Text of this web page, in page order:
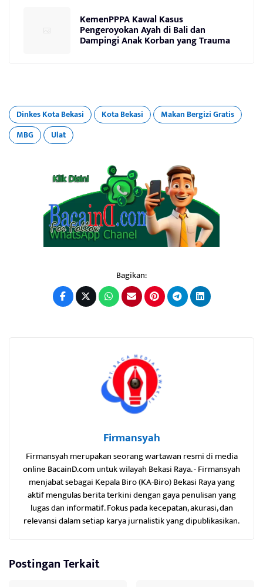
KemenPPPA Kawal Kasus
Pengeroyokan Ayah di Bali dan
Dampingi Anak Korban yang Trauma
Dinkes Kota Bekasi Kota Bekasi
Makan Bergizi Gratis
MBG
Ulat
Bagikan:
Firmansyah
Firmansyah merupakan seorang wartawan resmi di media
online BacainD.com untuk wilayah Bekasi Raya. - Firmansyah
menjabat sebagai Kepala Biro (KA-Biro) Bekasi Raya yang
aktif mengulas berita terkini dengan gaya penulisan yang
lugas dan informatif. Fokus pada kecepatan, akurasi, dan
relevansi dalam setiap karya jurnalistik yang dipublikasikan.
Postingan Terkait